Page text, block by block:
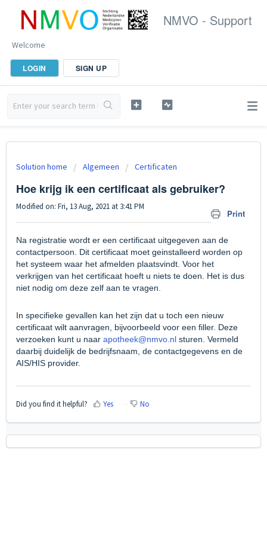
NMVO - Support
Welcome
LOGIN SIGN UP
Solution home Algemeen Certificaten
Hoe krijg ik een certificaat als gebruiker?
Print
Modified on: Fri, 13 Aug, 2021 at 3:41 PM
Na registratie wordt er een certificaat uitgegeven aan de
contactpersoon. Dit certificaat moet geinstalleerd worden op
het systeem waar het afmelden plaatsvindt. Voor het
verkrijgen van het certificaat hoeft u niets te doen. Het is dus
niet nodig om deze zelf aan te vragen.
In specifieke gevallen kan het zijn dat u toch een nieuw
certificaat wilt aanvragen, bijvoorbeeld voor een filler. Deze
verzoeken kunt u naar apotheek@nmvo.nl sturen. Vermeld
daarbij duidelijk de bedrijfsnaam, de contactgegevens en de
AIS/HIS provider.
Did you find it helpful? Yes No